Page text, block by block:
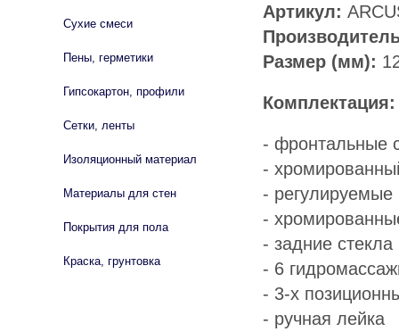
Артикул:
Размер (мм):
Комплектация:
- фронтальные
-
- регулируемые
-
- задние
- 6
- 3-х
- ручная лейка
Сухие смеси
Пены, герметики
Гипсокартон, профили
Сетки, ленты
Изоляционный материал
Материалы для стен
Покрытия для пола
Краска, грунтовка